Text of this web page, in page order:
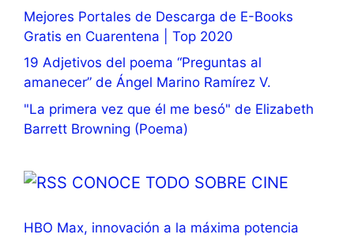
Mejores Portales de Descarga de E-Books
Gratis en Cuarentena | Top 2020
19 Adjetivos del poema “Preguntas al
amanecer” de Ángel Marino Ramírez V.
"La primera vez que él me besó" de Elizabeth
Barrett Browning (Poema)
CONOCE TODO SOBRE CINE
HBO Max, innovación a la máxima potencia